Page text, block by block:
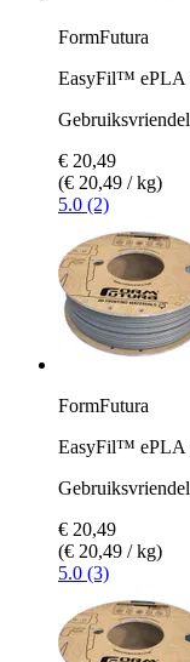
FormFutura
EasyFil™ ePLA
€ 20,49
(€ 20,49 / kg)
5.0 (2)
FormFutura
EasyFil™ ePLA
€ 20,49
(€ 20,49 / kg)
5.0 (3)